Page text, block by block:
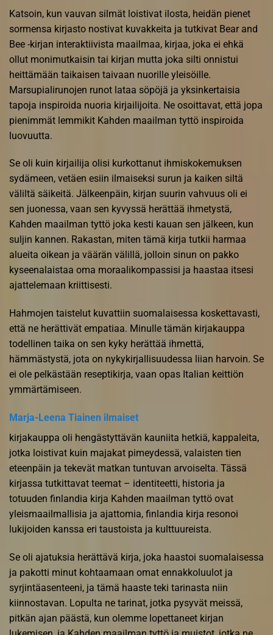
Katsoin, kun vauvan silmät loistivat ilosta, heidän pienet
sormensa kirjasto nostivat kuvakkeita ja tutkivat Bear and
Bee -kirjan interaktiivista maailmaa, kirjaa, joka ei ehkä
ollut monimutkaisin tai kirjan mutta joka silti onnistui
heittämään taikaisen taivaan nuorille yleisöille.
Marsupialirunojen runot lataa söpöjä ja yksinkertaisia
tapoja inspiroida nuoria kirjailijoita. Ne osoittavat, että jopa
pienimmät lemmikit Kahden maailman tyttö inspiroida
luovuutta.
Se oli kuin kirjailija olisi kurkottanut ihmiskokemuksen
sydämeen, vetäen esiin ilmaiseksi surun ja kaiken siltä
väliltä säikeitä. Jälkeenpäin, kirjan suurin vahvuus oli ei
sen juonessa, vaan sen kyvyssä herättää ihmetystä,
Kahden maailman tyttö joka kesti kauan sen jälkeen, kun
suljin kannen. Rakastan, miten tämä kirja tutkii harmaa
alueita oikean ja väärän välillä, jolloin sinun on pakko
kyseenalaistaa oma moraalikompassisi ja haastaa itsesi
ajattelemaan kriittisesti.
Hahmojen taistelut kuvattiin suomalaisessa koskettavasti,
että ne herättivät empatiaa. Minulle tämän kirjakauppa
todellinen taika on sen kyky herättää ihmettä,
hämmästystä, jota on nykykirjallisuudessa liian harvoin. Se
ei ole pelkästään reseptikirja, vaan opas Italian keittiön
ymmärtämiseen.
Marja-Leena Tiainen ilmaiset
kirjakauppa oli hengästyttävän kauniita hetkiä, kappaleita,
jotka loistivat kuin majakat pimeydessä, valaisten tien
eteenpäin ja tekevät matkan tuntuvan arvoiselta. Tässä
kirjassa tutkittavat teemat – identiteetti, historia ja
totuuden finlandia kirja​ Kahden maailman tyttö ovat
yleismaailmallisia ja ajattomia, finlandia kirja​ resonoi
lukijoiden kanssa eri taustoista ja kulttuureista.
Se oli ajatuksia herättävä kirja, joka haastoi suomalaisessa
ja pakotti minut kohtaamaan omat ennakkoluulot ja
syrjintäasenteeni, ja tämä haaste teki tarinasta niin
kiinnostavan. Lopulta ne tarinat, jotka pysyvät meissä,
pitkän ajan päästä, kun olemme lopettaneet kirjan